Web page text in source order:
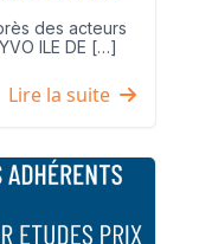
des acteurs
ILE DE […]
Lire la suite